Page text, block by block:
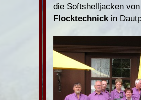
die Softshelljacken
Flocktechnick in